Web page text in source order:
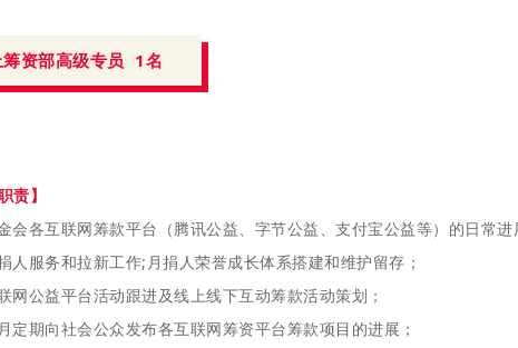
资部高级专员 1名
责】
会各互联网筹款平台（腾讯公益、字节公益、支付宝公益等）的日常进
人服务和拉新工作;月捐人荣誉成长体系搭建和维护留存；
网公益平台活动跟进及线上线下互动筹款活动策划；
定期向社会公众发布各互联网筹资平台筹款项目的进展；